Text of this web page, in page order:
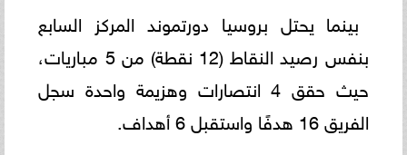
بينما يحتل بروسيا دورتموند المركز السابع
بنفس رصيد النقاط (12 نقطة) من 5 مباريات،
حيث حقق 4 انتصارات وهزيمة واحدة سجل
الفريق 16 هدفًا واستقبل 6 أهداف.